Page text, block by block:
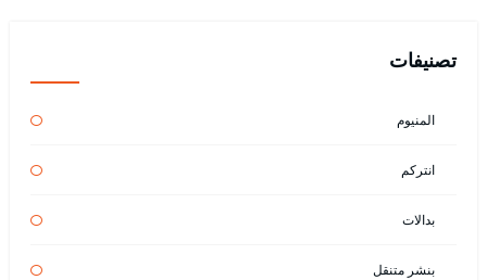
تصنيفات
المنيوم
انتركم
بدالات
بنشر متنقل